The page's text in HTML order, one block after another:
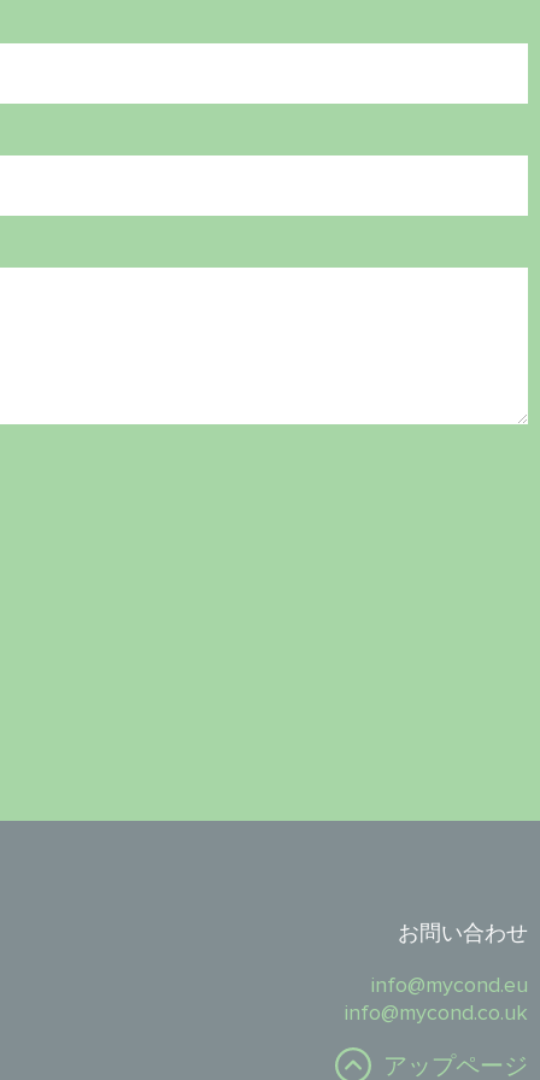
お問い合わせ
info@mycond.eu
info@mycond.co.uk
アップページ